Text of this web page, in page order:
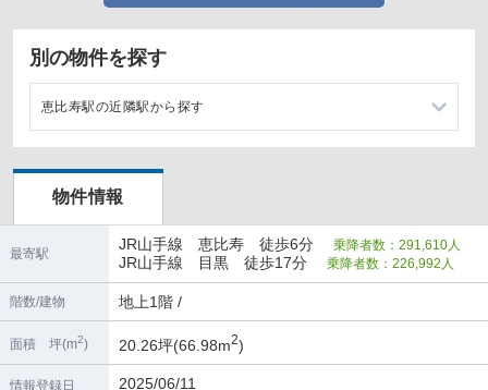
別の物件を探す
恵比寿駅の近隣駅から探す
渋谷駅の店舗物件・貸店舗・テナント一覧
中目黒駅の店舗物件・貸店舗・テナント一覧
大崎駅の店舗物件・貸店舗・テナント一覧
物件情報
最寄駅
JR山手線 恵比寿 徒歩6分 乗降者数：291,610人
JR山手線 目黒 徒歩17分 乗降者数：226,992人
階数/建物 地上1階 /
面積 坪(m2) 20.26坪(66.98m2)
情報登録日
2025/06/11